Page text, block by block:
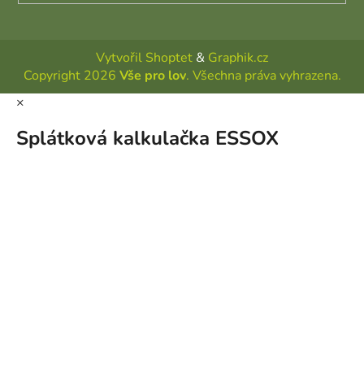
Vytvořil Shoptet & Graphik.cz
Copyright 2026 Vše pro lov. Všechna práva vyhrazena.
×
Splátková kalkulačka ESSOX